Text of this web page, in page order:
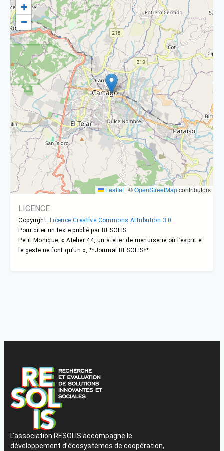
+
−
Leaflet | ©OpenStreetMapcontributors
LICENCE
Copyright: Licence Creative Commons Attribution 3.0
Pour citer un texte publié par RESOLIS:
Petit Monique, « Atelier 44, un atelier de menuiserie où l’esprit et
le geste ne font qu’un », **Journal RESOLIS**
L’association RESOLIS accompagne le
développement d’écosystèmes de coopération,